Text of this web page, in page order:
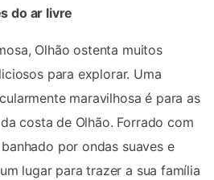
do ar livre
Olhão ostenta muitos
para explorar. Uma
maravilhosa é para as
costa de Olhão. Forrado com
por ondas suaves e
lugar para trazer a sua família